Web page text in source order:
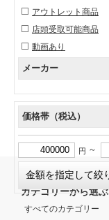
アウトレット商品
店頭受取可能商品
動画あり
メーカー
価格帯（税込）
円 ～
カテゴリーから選ぶ
すべてのカテゴリー